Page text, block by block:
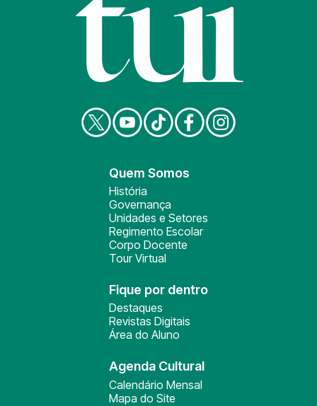
Quem Somos
História
Governança
Unidades e Setores
Regimento Escolar
Corpo Docente
Tour Virtual
Fique por dentro
Destaques
Revistas Digitais
Área do Aluno
Agenda Cultural
Calendário Mensal
Mapa do Site